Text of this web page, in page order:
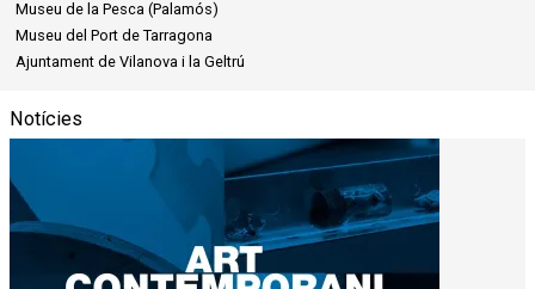
Museu de la Pesca (Palamós)
Museu del Port de Tarragona
Ajuntament de Vilanova i la Geltrú
Notícies